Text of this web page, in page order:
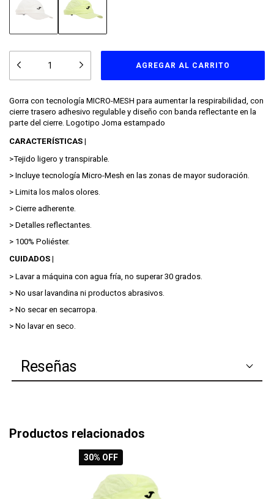
Gorra con tecnología MICRO-MESH para aumentar la respirabilidad, con
cierre trasero adhesivo regulable y diseño con banda reflectante en la
parte del cierre. Logotipo Joma estampado
CARACTERÍSTICAS |
>Tejido ligero y transpirable.
> Incluye tecnología Micro-Mesh en las zonas de mayor sudoración.
> Limita los malos olores.
> Cierre adherente.
> Detalles reflectantes.
> 100% Poliéster.
CUIDADOS |
> Lavar a máquina con agua fría, no superar 30 grados.
> No usar lavandina ni productos abrasivos.
> No secar en secarropa.
> No lavar en seco.
Reseñas
Productos relacionados
30% OFF